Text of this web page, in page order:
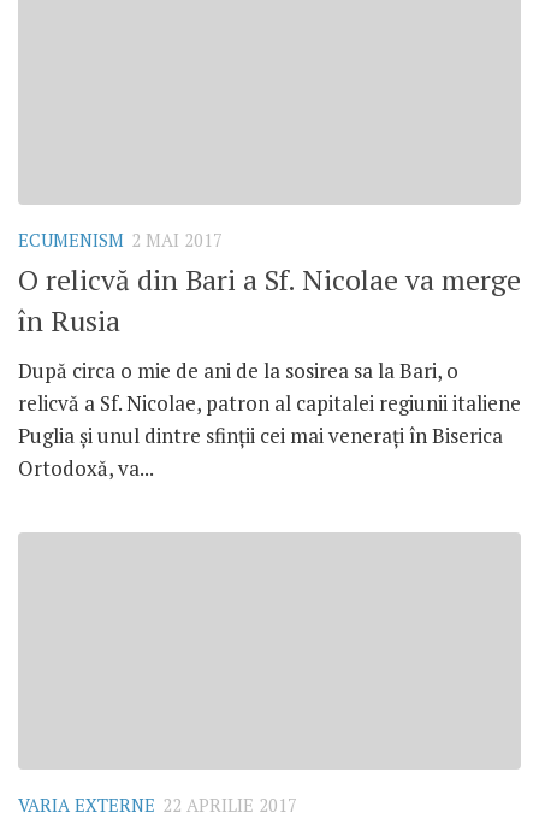
ECUMENISM 2 MAI 2017
O relicvă din Bari a Sf. Nicolae va merge
în Rusia
După circa o mie de ani de la sosirea sa la Bari, o
relicvă a Sf. Nicolae, patron al capitalei regiunii italiene
Puglia și unul dintre sfinții cei mai venerați în Biserica
Ortodoxă, va...
VARIA EXTERNE 22 APRILIE 2017